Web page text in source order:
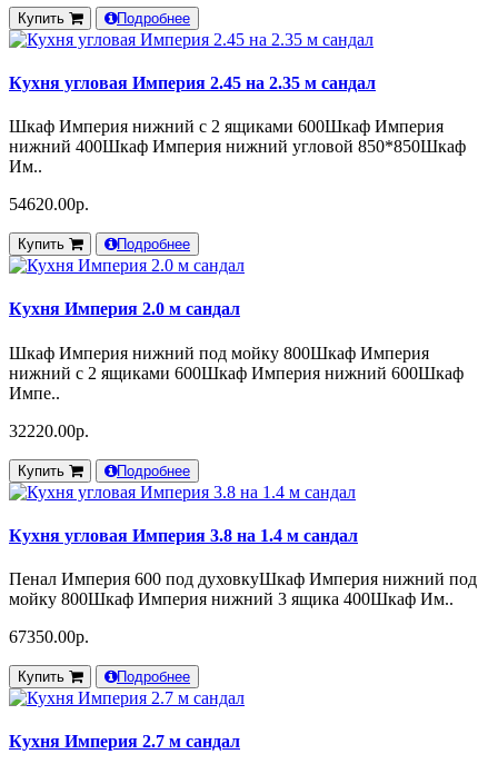
Купить Подробнее
Кухня угловая Империя 2.45 на 2.35 м сандал
Шкаф Империя нижний с 2 ящиками 600Шкаф Империя
нижний 400Шкаф Империя нижний угловой 850*850Шкаф
Им..
54620.00р.
Купить Подробнее
Кухня Империя 2.0 м сандал
Шкаф Империя нижний под мойку 800Шкаф Империя
нижний с 2 ящиками 600Шкаф Империя нижний 600Шкаф
Импе..
32220.00р.
Купить Подробнее
Кухня угловая Империя 3.8 на 1.4 м сандал
Пенал Империя 600 под духовкуШкаф Империя нижний под
мойку 800Шкаф Империя нижний 3 ящика 400Шкаф Им..
67350.00р.
Купить Подробнее
Кухня Империя 2.7 м сандал